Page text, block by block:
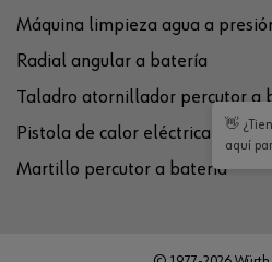
Máquina limpieza agua a
Radial angular a batería
Taladro atornillador percutor a
Pistola de calor eléctrica
Martillo percutor a batería
👋
aquí